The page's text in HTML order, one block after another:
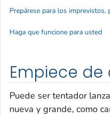
Empiece
Puede ser tentador
nueva y grande, como
Prepárese para los imprevistos,
Haga que funcione para usted